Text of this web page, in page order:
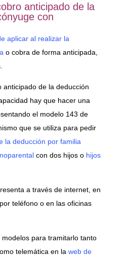
anticipado de la
con
aplicar al realizar la
o cobra de forma anticipada,
anticipado de la deducción
hay que hacer una
el modelo 143 de
que se utiliza para pedir
la deducción por familia
con dos hijos o hijos
a través de internet, en
teléfono o en las oficinas
para tramitarlo tanto
telemática en la web de